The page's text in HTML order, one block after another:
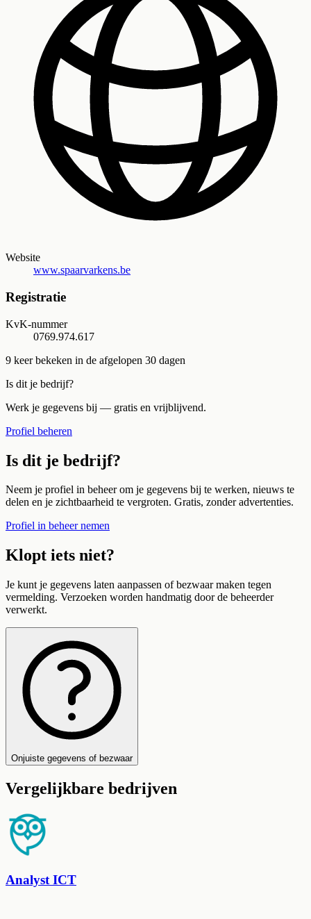
Website
www.spaarvarkens.be
Registratie
KvK-nummer
0769.974.617
9 keer bekeken in de afgelopen 30 dagen
Is dit je bedrijf?
Werk je gegevens bij — gratis en vrijblijvend.
Profiel beheren
Is dit je bedrijf?
Neem je profiel in beheer om je gegevens bij te werken, nieuws te
delen en je zichtbaarheid te vergroten. Gratis, zonder advertenties.
Profiel in beheer nemen
Klopt iets niet?
Je kunt je gegevens laten aanpassen of bezwaar maken tegen
vermelding. Verzoeken worden handmatig door de beheerder
verwerkt.
Onjuiste gegevens of bezwaar
Vergelijkbare bedrijven
Analyst ICT